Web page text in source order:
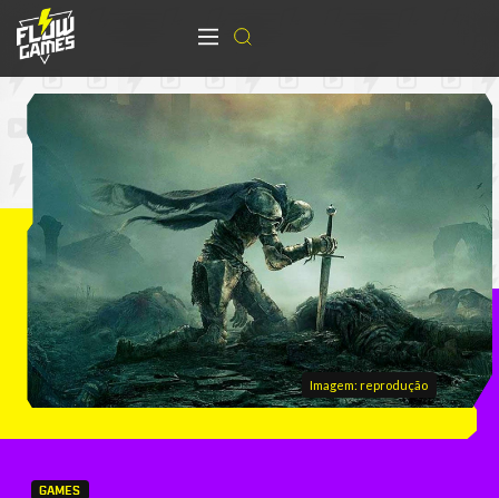
Imagem: reprodução
GAMES